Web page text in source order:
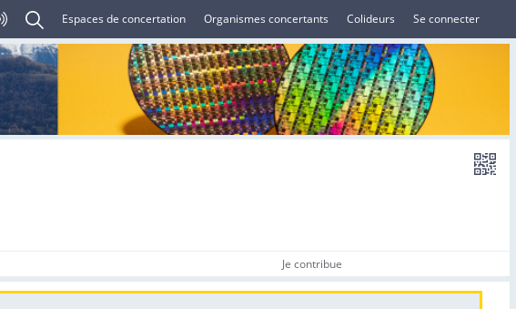
Espaces de concertation Organismes concertants Colideurs Se connecter
Je contribue